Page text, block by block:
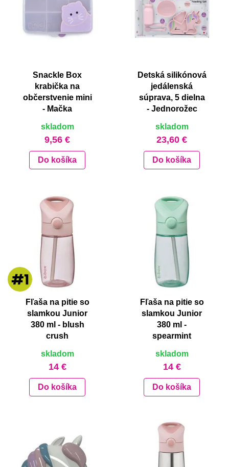
Snackle Box
krabička na
občerstvenie mini
- Mačka
skladom
9,56 €
Do košíka
Detská silikónová
jedálenská
súprava, 5 dielna
- Jednorožec
skladom
23,60 €
Do košíka
Fľaša na pitie so
slamkou Junior
380 ml - blush
crush
skladom
14 €
Do košíka
Fľaša na pitie so
slamkou Junior
380 ml -
spearmint
skladom
14 €
Do košíka